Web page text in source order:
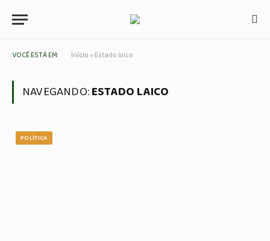
VOCÊ ESTÁ EM: Início »Estado laico
NAVEGANDO:ESTADO LAICO
POLÍTICA